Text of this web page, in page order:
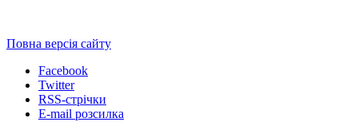
Повна версія сайту
Facebook
Twitter
RSS-стрічки
E-mail розсилка